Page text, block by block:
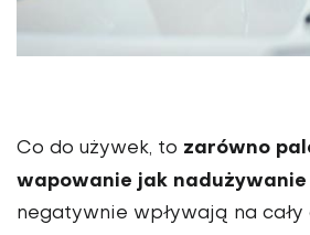
Co do używek, to zarówno
wapowanie jak nadużywanie
negatywnie wpływają na cały